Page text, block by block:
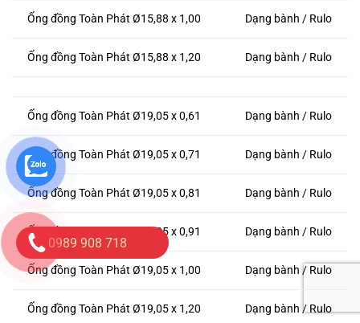
Ống đồng Toàn Phát Ø15,88 x 1,00 Dạng bành / Rulo
Ống đồng Toàn Phát Ø15,88 x 1,20 Dạng bành / Rulo
Ống đồng Toàn Phát Ø19,05 x 0,61 Dạng bành / Rulo
Ống đồng Toàn Phát Ø19,05 x 0,71 Dạng bành / Rulo
Ống đồng Toàn Phát Ø19,05 x 0,81 Dạng bành / Rulo
Ống đồng Toàn Phát Ø19,05 x 0,91 Dạng bành / Rulo
Ống đồng Toàn Phát Ø19,05 x 1,00 Dạng bành / Rulo
Ống đồng Toàn Phát Ø19,05 x 1,20 Dạng bành / Rulo
0989 908 718